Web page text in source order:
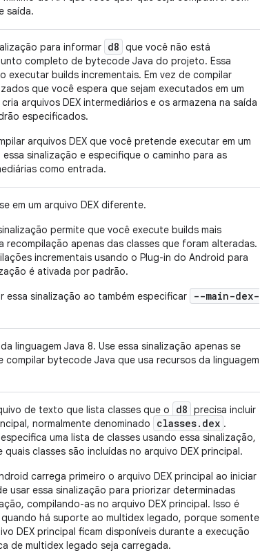
saída.
para informar d8 que você não está
completo de bytecode Java do projeto. Essa
executar builds incrementais. Em vez de compilar
que você espera que sejam executados em um
cria arquivos DEX intermediários e os armazena na saída
especificados.
arquivos DEX que você pretende executar em um
sinalização e especifique o caminho para as
como entrada.
em um arquivo DEX diferente.
permite que você execute builds mais
recompilação apenas das classes que foram alteradas.
incrementais usando o Plug-in do Android para
é ativada por padrão.
essa sinalização ao também especificar
--main-dex-
linguagem Java 8. Use essa sinalização apenas se
compilar bytecode Java que usa recursos da linguagem
de texto que lista classes que o d8 precisa incluir
normalmente denominado
classes.dex .
uma lista de classes usando essa sinalização,
quais classes são incluídas no arquivo DEX principal.
carrega primeiro o arquivo DEX principal ao iniciar
usar essa sinalização para priorizar determinadas
compilando-as no arquivo DEX principal. Isso é
há suporte ao multidex legado, porque somente
DEX principal ficam disponíveis durante a execução
de multidex legado seja carregada.